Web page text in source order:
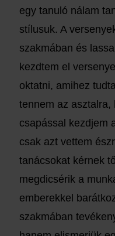
egy tanuló nálam
stílusuk. A
szakmában és
kezdtem el
oktatni, amihez
tennem az
csapással kezdjem
csak azt vettem
tanácsokat kérnek
megdicsérik a
emberekkel
szakmában